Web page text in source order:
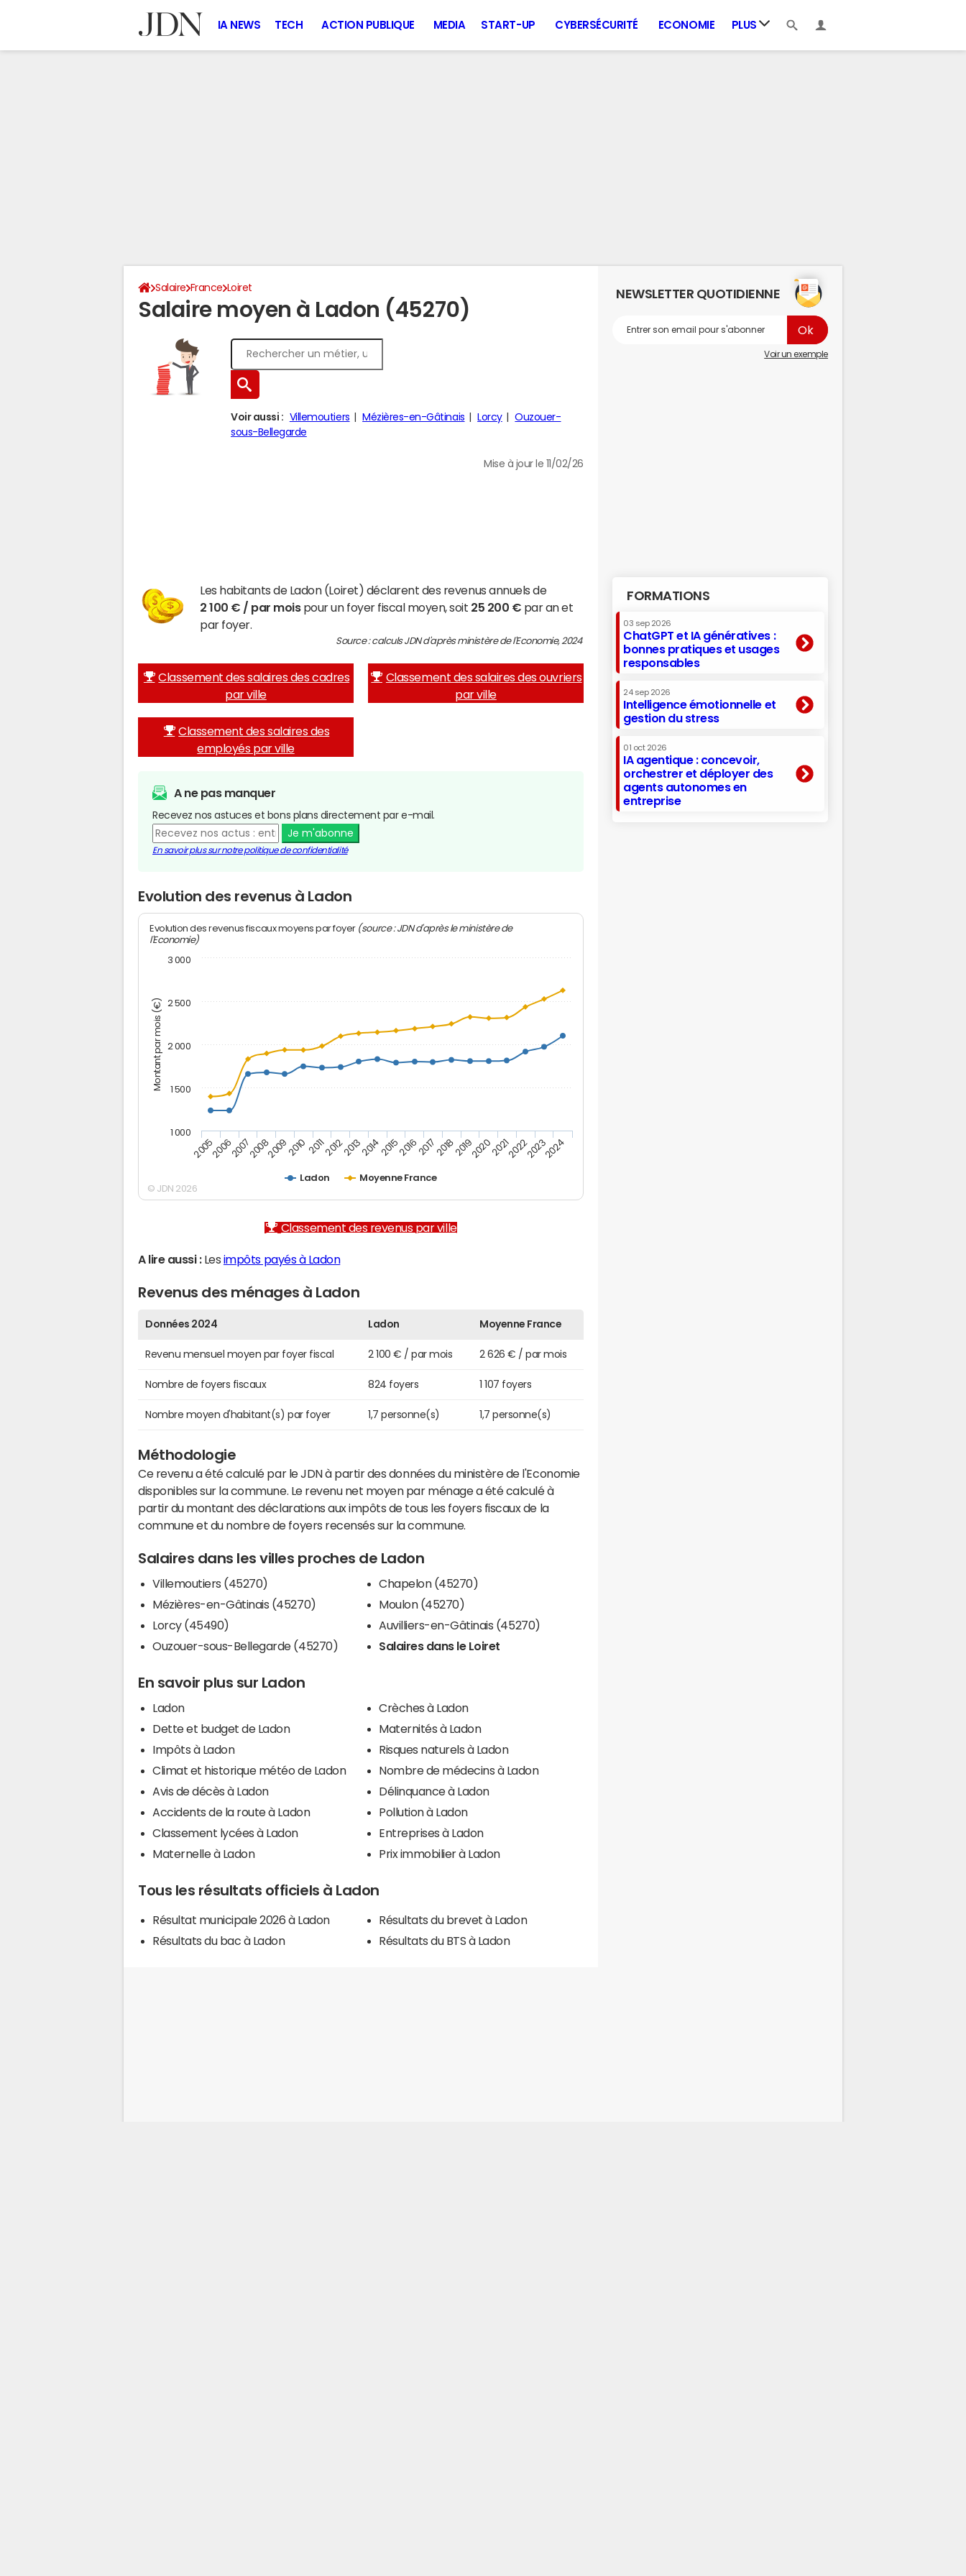
IA NEWS TECH ACTION PUBLIQUE MEDIA START-UP CYBERSÉCURITÉ ECONOMIE PLUS
Salaire France Loiret
Salaire moyen à Ladon (45270)
Voir aussi : Villemoutiers Mézières-en-Gâtinais Lorcy
Ouzouer-
sous-Bellegarde
Mise à jour le 11/02/26
Les habitants de Ladon (Loiret) déclarent des revenus annuels de
2 100 € / par moispour un foyer fiscal moyen, soit 25 200 € par an et
par foyer.
Source : calculs JDN d'après ministère de l'Economie, 2024
Classement des salaires des cadres
par ville
Classement des salaires des ouvriers
par ville
Classement des salaires des
employés par ville
A ne pas manquer
Recevez nos astuces et bons plans directement par e-mail.
Je m'abonne
En savoir plus sur notre politique de confidentialité
Evolution des revenus à Ladon
Montant par mois (€)
Evolution des revenus fiscaux moyens par foyer (source : JDN d'après le ministère de
l'Economie)
Ladon Moyenne France
200520062007200820092010 20112012201320142015201620172018201920202021202220232024
1 000
1 500
2 000
2 500
3 000
© JDN 2026
Classement des revenus par ville
A lire aussi :Les impôts payés à Ladon
Revenus des ménages à Ladon
Données 2024 Ladon Moyenne France
Revenu mensuel moyen par foyer fiscal 2 100 € / par mois 2 626 € / par mois
Nombre de foyers fiscaux 824 foyers 1 107 foyers
Nombre moyen d'habitant(s) par foyer 1,7 personne(s) 1,7 personne(s)
Méthodologie
Ce revenu a été calculé par le JDN à partir des données du ministère de l'Economie
disponibles sur la commune. Le revenu net moyen par ménage a été calculé à
partir du montant des déclarations aux impôts de tous les foyers fiscaux de la
commune et du nombre de foyers recensés sur la commune.
Salaires dans les villes proches de Ladon
Villemoutiers (45270)
Mézières-en-Gâtinais (45270)
Lorcy (45490)
Ouzouer-sous-Bellegarde (45270)
Chapelon (45270)
Moulon (45270)
Auvilliers-en-Gâtinais (45270)
Salaires dans le Loiret
En savoir plus sur Ladon
Ladon
Dette et budget de Ladon
Impôts à Ladon
Climat et historique météo de Ladon
Avis de décès à Ladon
Accidents de la route à Ladon
Classement lycées à Ladon
Maternelle à Ladon
Crèches à Ladon
Maternités à Ladon
Risques naturels à Ladon
Nombre de médecins à Ladon
Délinquance à Ladon
Pollution à Ladon
Entreprises à Ladon
Prix immobilier à Ladon
Tous les résultats officiels à Ladon
Résultat municipale 2026 à Ladon
Résultats du bac à Ladon
Résultats du brevet à Ladon
Résultats du BTS à Ladon
NEWSLETTER QUOTIDIENNE
Voir un exemple
FORMATIONS
03 sep 2026
ChatGPT et IA génératives :
bonnes pratiques et usages
responsables
24 sep 2026
Intelligence émotionnelle et
gestion du stress
01 oct 2026
IA agentique : concevoir,
orchestrer et déployer des
agents autonomes en
entreprise